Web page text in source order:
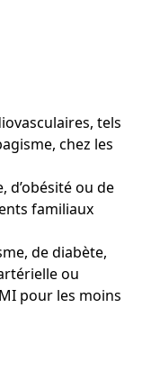
tels
chez les
d’obésité ou de
familiaux
de diabète,
ou
pour les moins